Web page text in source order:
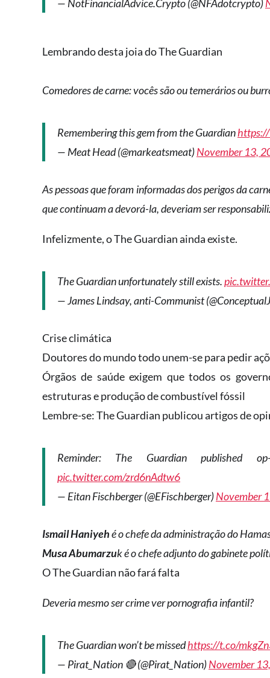
— NotFinancialAdvice.Crypto (@NFAdotcrypto)
Lembrando desta joia do The Guardian
Comedores de carne: vocês são ou temerários ou
Remembering this gem from the Guardian
— Meat Head (@markeatsmeat)November 13,
As pessoas que foram informadas dos perigos da
que continuam a devorá-la, deveriam ser
Infelizmente, o The Guardian ainda existe.
The Guardian unfortunately still exists.
— James Lindsay, anti-Communist
Crise climática
Doutores do mundo todo unem-se para pedir
Órgãos de saúde exigem que todos os
estruturas e produção de combustível fóssil
Lembre-se: The Guardian publicou artigos de
Reminder: The Guardian
pic.twitter.com/zrd6nAdtw6
— Eitan Fischberger (@EFischberger)November
Ismail Haniyehé o chefe da administração do
Musa Abumarzuk é o chefe adjunto do gabinete
O The Guardian não fará falta
Deveria mesmo ser crime ver pornografia infantil?
The Guardian won’t be missedhttps://t.co/
— Pirat_Nation 🔴 (@Pirat_Nation)November